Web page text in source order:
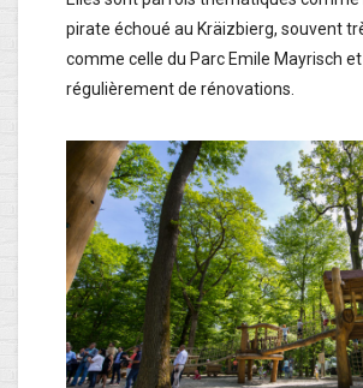
pirate échoué au Kräizbierg, souvent
comme celle du Parc Emile Mayrisch
régulièrement de rénovations.